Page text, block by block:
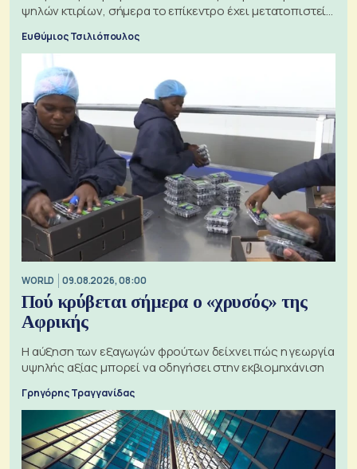
ψηλών κτιρίων, σήμερα το επίκεντρο έχει μετατοπιστεί
Ευθύμιος Τσιλιόπουλος
WORLD 09.08.2026, 08:00
Πού κρύβεται σήμερα ο «χρυσός» της
Αφρικής
Η αύξηση των εξαγωγών φρούτων δείχνει πώς η γεωργία
υψηλής αξίας μπορεί να οδηγήσει στην εκβιομηχάνιση
Γρηγόρης Τραγγανίδας